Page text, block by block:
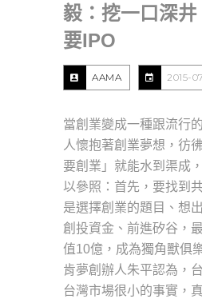
毅：挖一口深
要IPO
AAMA 2015-
當創業變成一種跟流行
人懷抱著創業夢想，彷
要創業」就能水到渠成
以參照：首先，要找到
是選擇創業的題目、想
創投資金、前進矽谷，
值10億，成為獨角獸俱
肯夢創辦人朱平認為，
台灣市場很小的事實，